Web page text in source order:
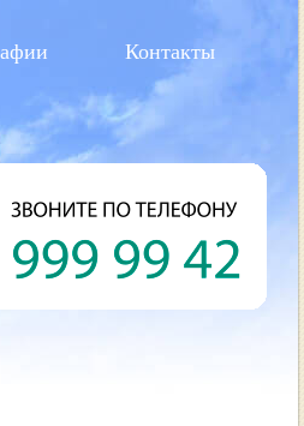
Контакты